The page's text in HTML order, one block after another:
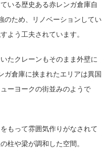
いる歴史ある赤レンガ倉庫自
のため、リノベーションしてい
よう工夫されています。
たクレーンもそのまま外壁に
ガ倉庫に挟まれたエリアは異国
ーヨークの街並みのようで
もって雰囲気作りがなされて
柱や梁が調和した空間。